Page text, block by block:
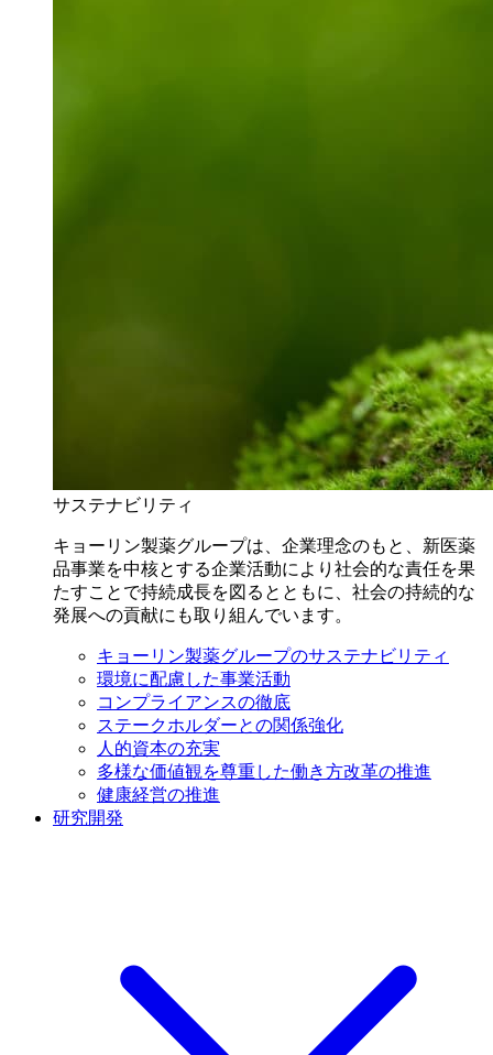
サステナビリティ
キョーリン製薬グループは、企業理念のもと、新医薬
品事業を中核とする企業活動により社会的な責任を果
たすことで持続成長を図るとともに、社会の持続的な
発展への貢献にも取り組んでいます。
キョーリン製薬グループのサステナビリティ
環境に配慮した事業活動
コンプライアンスの徹底
ステークホルダーとの関係強化
人的資本の充実
多様な価値観を尊重した働き方改革の推進
健康経営の推進
研究開発